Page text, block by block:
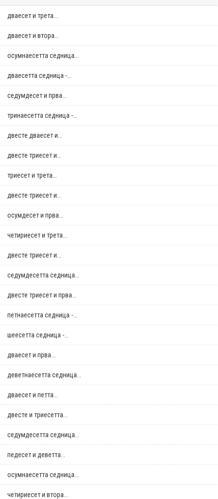
дваесет и трета...
дваесет и втора...
осумнaесетта седница...
дваесетта седница -...
седумдесет и прва...
тринаесетта седница -...
двестe дваесет и...
двестe триесет и...
триесет и трета...
двестe триесет и...
осумдесет и прва...
четириесет и трета...
двестe триесет и...
седумдесетта седница...
двестe триесет и прва...
петнаесетта седница -...
шеесетта седница -...
дваесет и прва...
деветнаесетта седница...
дваесет и петта...
двестe и триесетта...
седумдесетта седница...
педесет и деветта...
осумнaесетта седница...
четириесет и втора...